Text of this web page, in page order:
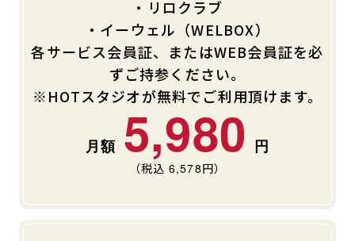
・リロクラブ
・イーウェル（WELBOX）
各サービス会員証、またはWEB会員証を必
ずご持参ください。
※HOTスタジオが無料でご利用頂けます。
5,980
（税込 6,578円）